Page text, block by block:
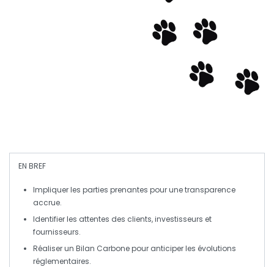
EN BREF
Impliquerles parties prenantes pour unetransparence
accrue.
Identifier les attentes des clients, investisseurs et
fournisseurs.
Réaliser un Bilan Carbonepour anticiper les évolutions
réglementaires.